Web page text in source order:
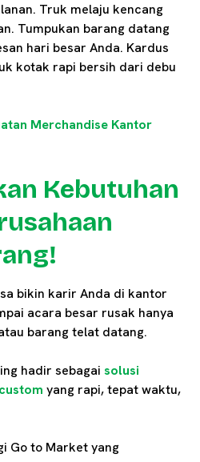
Truk melaju kencang
Tumpukan barang datang
hari besar Anda. Kardus
kotak rapi bersih dari debu
Merchandise Kantor
Kebutuhan
bikin karir Anda di kantor
acara besar rusak hanya
barang telat datang.
hadir sebagai solusi
yang rapi, tepat waktu,
Go to Market yang